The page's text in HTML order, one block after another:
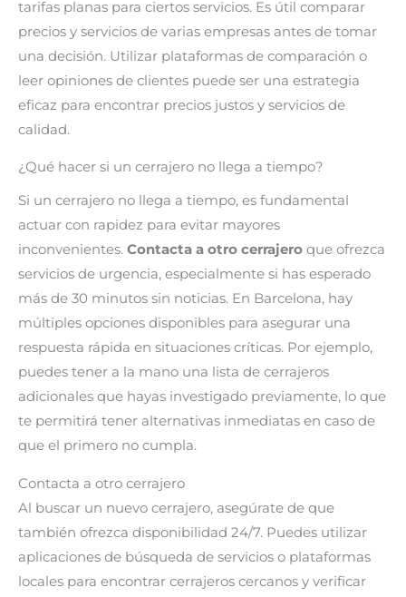
tarifas planas para ciertos servicios. Es útil comparar
precios y servicios de varias empresas antes de tomar
una decisión. Utilizar plataformas de comparación o
leer opiniones de clientes puede ser una estrategia
eficaz para encontrar precios justos y servicios de
calidad.
¿Qué hacer si un cerrajero no llega a tiempo?
Si un cerrajero no llega a tiempo, es fundamental
actuar con rapidez para evitar mayores
inconvenientes. Contacta a otro cerrajero que ofrezca
servicios de urgencia, especialmente si has esperado
más de 30 minutos sin noticias. En Barcelona, hay
múltiples opciones disponibles para asegurar una
respuesta rápida en situaciones críticas. Por ejemplo,
puedes tener a la mano una lista de cerrajeros
adicionales que hayas investigado previamente, lo que
te permitirá tener alternativas inmediatas en caso de
que el primero no cumpla.
Contacta a otro cerrajero
Al buscar un nuevo cerrajero, asegúrate de que
también ofrezca disponibilidad 24/7. Puedes utilizar
aplicaciones de búsqueda de servicios o plataformas
locales para encontrar cerrajeros cercanos y verificar